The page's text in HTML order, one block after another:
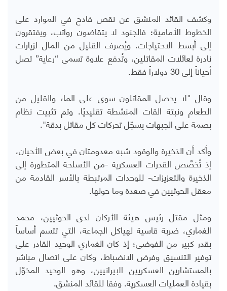
وكشف القائد المنشق عن نقص فادح في الموارد على
الخطوط الأمامية؛ فالجنود لا يتقاضون رواتب، ويفتقرون
إلى أبسط الاحتياجات. ويُصرف القليل من المال لزيارات
نادرة لعائلات المقاتلين، وتُدفع علاوة تسمى “رعاية” تصل
أحياناً إلى 30 دولاراً فقط.
وقال "لا يحصل المقاتلون سوى على الماء والقليل من
الطعام ونبتة القات المنشطة تقليديًا. وتم تثبيت نظام
بصمة على الجبهات يسجّل تحركات كل مقاتل بدقة".
وأكد أن الذخيرة والوقود شبه معدومتان في بعض الأحيان،
إذ تُخصَّص القدرات العسكرية -من الأسلحة المتطورة إلى
الذخيرة والتعزيزات- للوحدات المرتبطة بالأسر القادمة من
معقل الحوثيين في صعدة وما حولها.
ومثل مقتل رئيس هيئة الأركان لدى الحوثيين، محمد
الغماري، ضربة قاسية لهياكل الجماعة، التي تتسم أساساً
بقدر كبير من الفوضى؛ إذ كان الغماري الوحيد القادر على
توفير التنسيق وفرض الانضباط، وكان على اتصال مباشر
بالمستشارين العسكريين الإيرانيين، وهو الوحيد المخوّل
بقيادة العمليات العسكرية. وفقا للقائد المنشق.